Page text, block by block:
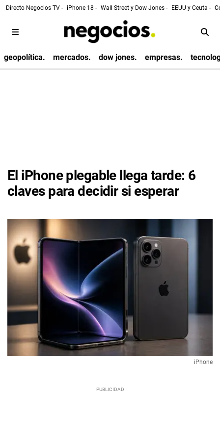
Directo Negocios TV - iPhone 18 - Wall Street y Dow Jones - EEUU y Ceuta -
geopolítica. mercados. dow jones. empresas.
El iPhone plegable llega tarde: 6
claves para decidir si esperar
iPhone